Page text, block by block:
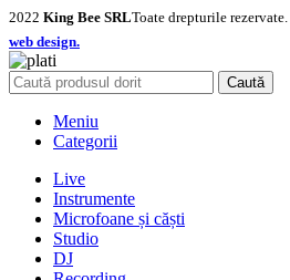
2022 King Bee SRLToate drepturile rezervate.
web design.
Caută
Meniu
Categorii
Live
Instrumente
Microfoane și căști
Studio
DJ